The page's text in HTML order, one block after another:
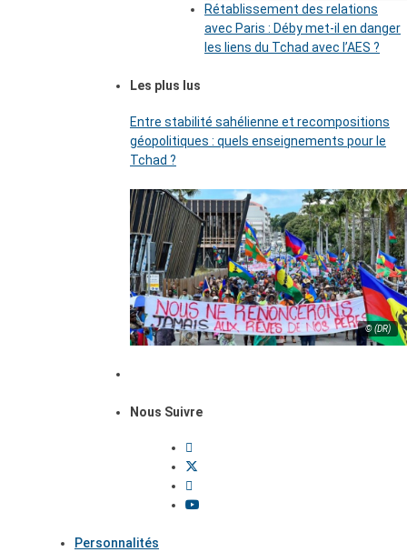
Rétablissement des relations
avec Paris : Déby met-il en danger
les liens du Tchad avec l’AES ?
Les plus lus
Entre stabilité sahélienne et recompositions
géopolitiques : quels enseignements pour le
Tchad ?
© (DR)
Nous Suivre
Personnalités